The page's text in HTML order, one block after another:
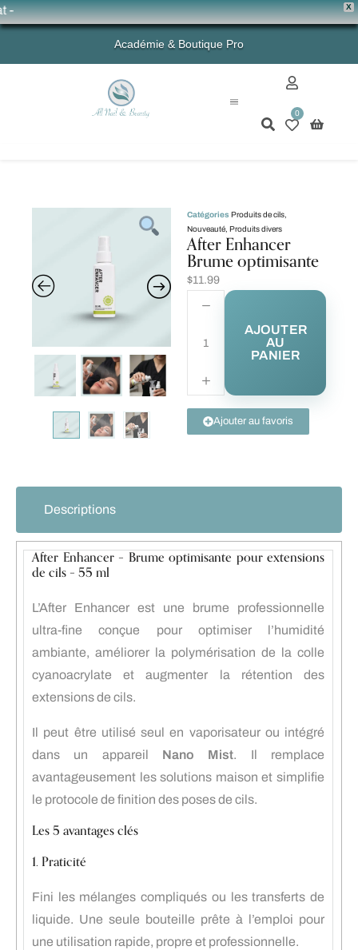
X
💗
Académie & Boutique Pro
0
Catégories Produits de cils
Nouveauté Produits divers
After Enhancer
Brume optimisante
$11.99
AJOUTER
AU
PANIER
Ajouter au favoris
Descriptions
After Enhancer – Brume optimisante pour extensions
de cils – 55 ml
L’After Enhancer est une brume professionnelle
ultra-fine conçue pour optimiser l’humidité
ambiante, améliorer la polymérisation de la colle
cyanoacrylate et augmenter la rétention des
extensions de cils.
Il peut être utilisé seul en vaporisateur ou intégré
dans un appareil Nano Mist. Il remplace
avantageusement les solutions maison et simplifie
le protocole de finition des poses de cils.
Les 5 avantages clés
1. Praticité
Fini les mélanges compliqués ou les transferts de
liquide. Une seule bouteille prête à l’emploi pour
une utilisation rapide, propre et professionnelle.